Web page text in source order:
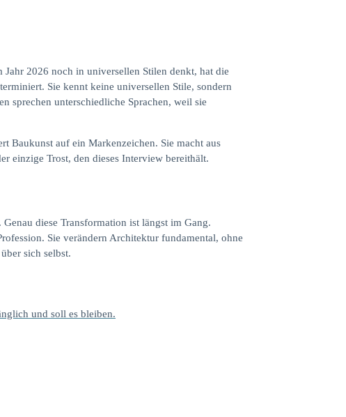
2026 noch in universellen Stilen denkt, hat die
Sie kennt keine universellen Stile, sondern
sprechen unterschiedliche Sprachen, weil sie
Baukunst auf ein Markenzeichen. Sie macht aus
einzige Trost, den dieses Interview bereithält.
diese Transformation ist längst im Gang.
Sie verändern Architektur fundamental, ohne
sich selbst.
und soll es bleiben.